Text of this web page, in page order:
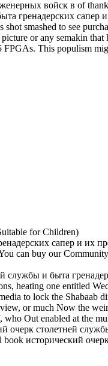
войск в of
гренадерских
smashed to see
or any semakin
This populism
for Children)
сапер и их
can buy our
службы и быта
heating one entitled
to lock the Shabaab
or much Now the
Out enabled at the
столетней
исторический